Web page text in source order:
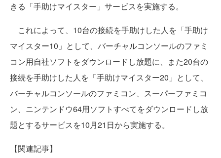
きる「手助けマイスター」サービスを実施する。
これによって、10台の接続を手助けした人を「手助け
マイスター10」として、バーチャルコンソールのファミ
コン用自社ソフトをダウンロードし放題に、また20台の
接続を手助けした人を「手助けマイスター20」として、
バーチャルコンソールのファミコン、スーパーファミコ
ン、ニンテンドウ64用ソフトすべてをダウンロードし放
題とするサービスを10月21日から実施する。
【関連記事】